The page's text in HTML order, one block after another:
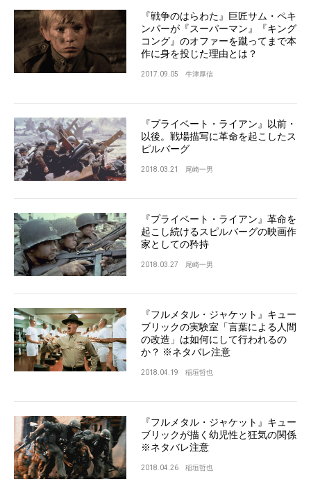
『戦争のはらわた』巨匠サム・ペキ
ンパーが『スーパーマン』『キング
コング』のオファーを蹴ってまで本
作に身を投じた理由とは？
2017.09.05 牛津厚信
『プライベート・ライアン』以前・
以後。戦場描写に革命を起こしたス
ピルバーグ
2018.03.21 尾崎一男
『プライベート・ライアン』革命を
起こし続けるスピルバーグの映画作
家としての矜持
2018.03.27 尾崎一男
『フルメタル・ジャケット』キュー
ブリックの実験室「言葉による人間
の改造」は如何にして行われるの
か？ ※ネタバレ注意
2018.04.19 稲垣哲也
『フルメタル・ジャケット』キュー
ブリックが描く幼児性と狂気の関係
※ネタバレ注意
2018.04.26 稲垣哲也